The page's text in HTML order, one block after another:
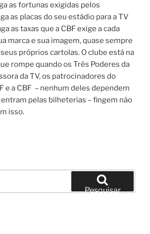
as fortunas exigidas pelos
as placas do seu estádio para a TV
as taxas que a CBF exige a cada
marca e sua imagem, quase sempre
próprios cartolas. O clube está na
rompe quando os Três Poderes da
da TV, os patrocinadores do
e a CBF – nenhum deles dependem
pelas bilheterias – fingem não
isso.
Pesquisar